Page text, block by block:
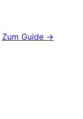
Zum Guide →